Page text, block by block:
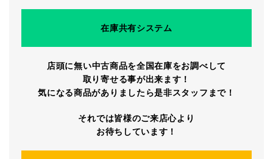
在庫共有システム
店頭に無い中古商品を全国在庫をお調べして
取り寄せる事が出来ます！
気になる商品がありましたら是非スタッフまで！
それでは皆様のご来店心より
お待ちしています！